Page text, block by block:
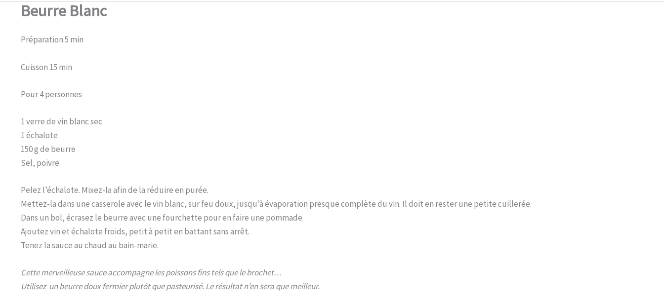
Beurre Blanc
Préparation 5 min
Cuisson 15 min
Pour 4 personnes
1 verre de vin blanc sec
1 échalote
150 g de beurre
Sel, poivre.
Pelez l’échalote. Mixez-la afin de la réduire en purée.
Mettez-la dans une casserole avec le vin blanc, sur feu doux, jusqu’à évaporation presque complète du vin. Il doit en rester une petite cuillerée.
Dans un bol, écrasez le beurre avec une fourchette pour en faire une pommade.
Ajoutez vin et échalote froids, petit à petit en battant sans arrêt.
Tenez la sauce au chaud au bain-marie.
Cette merveilleuse sauce accompagne les poissons fins tels que le brochet…
Utilisez un beurre doux fermier plutôt que pasteurisé. Le résultat n’en sera que meilleur.